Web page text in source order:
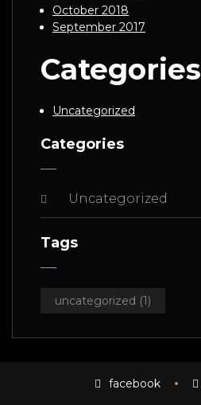
October 2018
September 2017
Categories
Uncategorized
Categories
Uncategorized
Tags
uncategorized (1)
facebook